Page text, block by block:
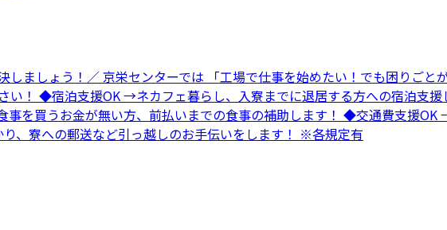
しましょう！／ 京栄センターでは 「工場で仕事を始めたい！でも困りご
い！ ◆宿泊支援OK →ネカフェ暮らし、入寮までに退居する方への宿泊支
を買うお金が無い方、前払いまでの食事の補助します！ ◆交通費支援
、寮への郵送など引っ越しのお手伝いをします！ ※各規定有